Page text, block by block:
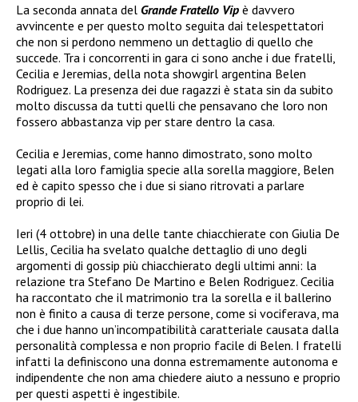
La seconda annata del Grande Fratello Vip è davvero
avvincente e per questo molto seguita dai telespettatori
che non si perdono nemmeno un dettaglio di quello che
succede. Tra i concorrenti in gara ci sono anche i due fratelli,
Cecilia e Jeremias, della nota showgirl argentina Belen
Rodriguez. La presenza dei due ragazzi è stata sin da subito
molto discussa da tutti quelli che pensavano che loro non
fossero abbastanza vip per stare dentro la casa.
Cecilia e Jeremias, come hanno dimostrato, sono molto
legati alla loro famiglia specie alla sorella maggiore, Belen
ed è capito spesso che i due si siano ritrovati a parlare
proprio di lei.
Ieri (4 ottobre) in una delle tante chiacchierate con Giulia De
Lellis, Cecilia ha svelato qualche dettaglio di uno degli
argomenti di gossip più chiacchierato degli ultimi anni: la
relazione tra Stefano De Martino e Belen Rodriguez. Cecilia
ha raccontato che il matrimonio tra la sorella e il ballerino
non è finito a causa di terze persone, come si vociferava, ma
che i due hanno un’incompatibilità caratteriale causata dalla
personalità complessa e non proprio facile di Belen. I fratelli
infatti la definiscono una donna estremamente autonoma e
indipendente che non ama chiedere aiuto a nessuno e proprio
per questi aspetti è ingestibile.